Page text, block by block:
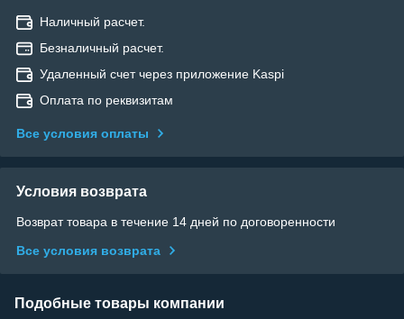
Наличный расчет.
Безналичный расчет.
Удаленный счет через приложение Kaspi
Оплата по реквизитам
Все условия оплаты
Условия возврата
Возврат товара в течение 14 дней по договоренности
Все условия возврата
Подобные товары компании